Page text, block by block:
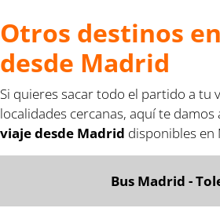
Otros destinos
desde Madrid
Si quieres sacar todo el partido a tu
localidades cercanas, aquí te damos
viaje desde Madrid disponibles en
Bus Madrid -